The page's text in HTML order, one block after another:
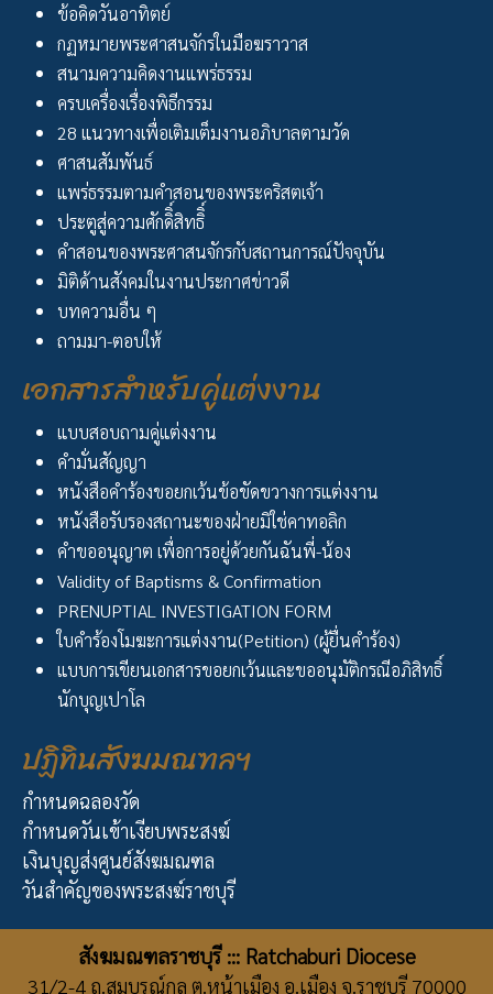
ข้อคิดวันอาทิตย์
กฏหมายพระศาสนจักรในมือฆราวาส
สนามความคิดงานแพร่ธรรม
ครบเครื่องเรื่องพิธีกรรม
28 แนวทางเพื่อเติมเต็มงานอภิบาลตามวัด
ศาสนสัมพันธ์
แพร่ธรรมตามคำสอนของพระคริสตเจ้า
ประตูสู่ความศักดิิ์สิทธิิ์
คำสอนของพระศาสนจักรกับสถานการณ์ปัจจุบัน
มิติด้านสังคมในงานประกาศข่าวดี
บทความอื่น ๆ
ถามมา-ตอบให้
เอกสารสำหรับคู่แต่งงาน
แบบสอบถามคู่แต่งงาน
คำมั่นสัญญา
หนังสือคำร้องขอยกเว้นข้อขัดขวางการแต่งงาน
หนังสือรับรองสถานะของฝ่ายมิใช่คาทอลิก
คำขออนุญาต เพื่อการอยู่ด้วยกันฉันพี่-น้อง
Validity of Baptisms & Confirmation
PRENUPTIAL INVESTIGATION FORM
ใบคำร้องโมฆะการแต่งงาน(Petition) (ผู้ยื่นคำร้อง)
แบบการเขียนเอกสารขอยกเว้นและขออนุมัติกรณีอภิสิทธิ์
นักบุญเปาโล
ปฏิทินสังฆมณฑลฯ
กำหนดฉลองวัด
กำหนดวันเข้าเงียบพระสงฆ์
เงินบุญส่งศูนย์สังฆมณฑล
วันสำคัญของพระสงฆ์ราชบุรี
สังฆมณฑลราชบุรี ::: Ratchaburi Diocese
31/2-4 ถ.สมบูรณ์กุล ต.หน้าเมือง อ.เมือง จ.ราชบุรี 70000